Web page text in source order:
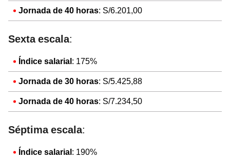
Jornada de 40 horas: S/6.201,00
Sexta escala:
Índice salarial: 175%
Jornada de 30 horas: S/5.425,88
Jornada de 40 horas: S/7.234,50
Séptima escala:
Índice salarial: 190%